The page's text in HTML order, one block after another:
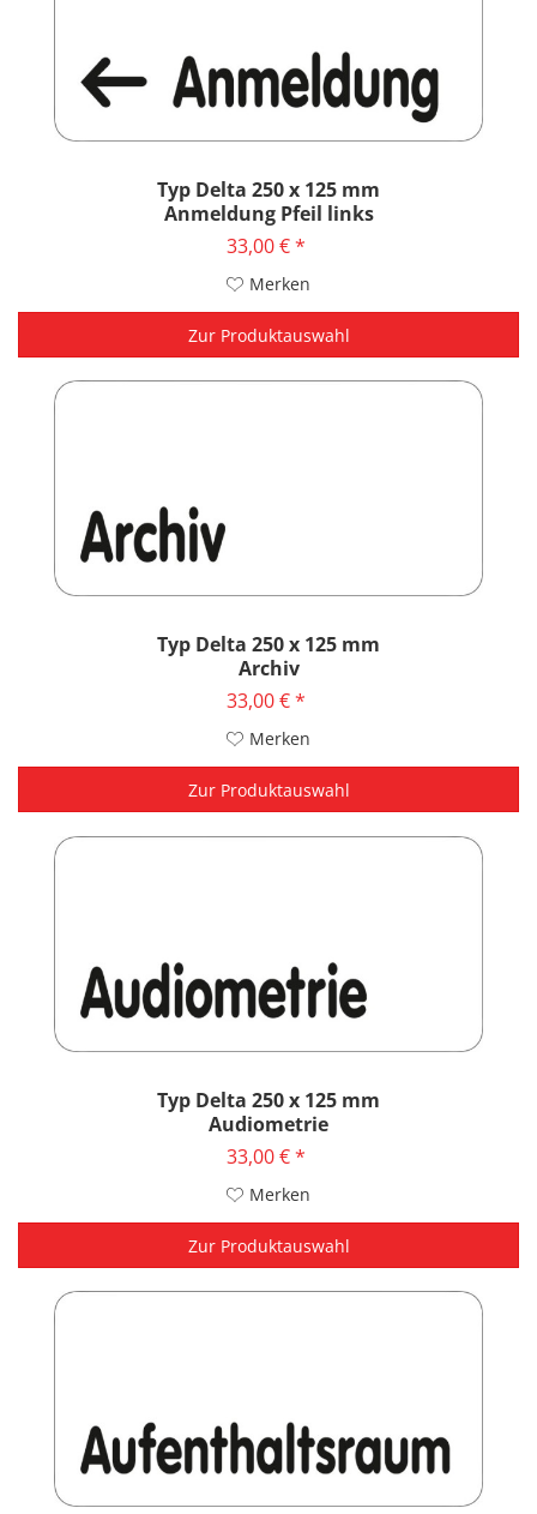
Typ Delta 250 x 125 mm
Anmeldung Pfeil links
33,00 € *
Merken
Zur Produktauswahl
Typ Delta 250 x 125 mm
Archiv
33,00 € *
Merken
Zur Produktauswahl
Typ Delta 250 x 125 mm
Audiometrie
33,00 € *
Merken
Zur Produktauswahl